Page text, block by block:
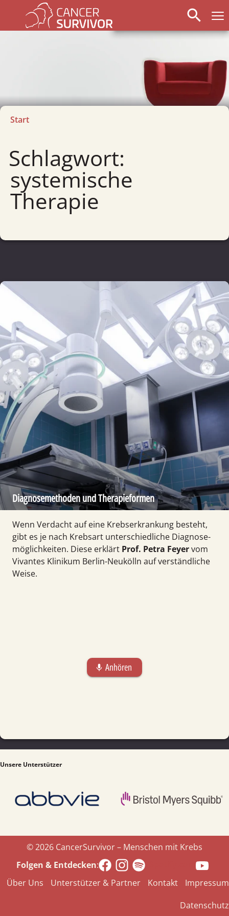
search
Start
Schlagwort:
systemische
Therapie
Diagnose­methoden und Therapie­formen
Wenn Verdacht auf eine Krebs­erkrankung besteht,
gibt es je nach Krebsart unter­schied­liche Diag­nose­
möglich­keiten. Diese erklärt Prof. Petra Feyervom
Vivantes Klinikum Berlin-Neu­kölln auf verständ­liche
Weise.
mic Anhören
Unsere Unterstützer
© 2026 CancerSurvivor – Menschen mit Krebs
Folgen & Entdecken:
Über Uns
Unterstützer & Partner Kontakt
Impressum
Datenschutz